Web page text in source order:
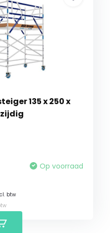
135 x 250 x
Op voorraad
btw